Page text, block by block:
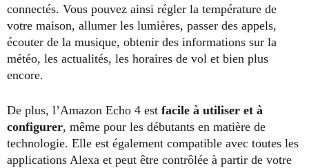
connectés. Vous pouvez ainsi régler la température de
votre maison, allumer les lumières, passer des appels,
écouter de la musique, obtenir des informations sur la
météo, les actualités, les horaires de vol et bien plus
encore.
De plus, l’Amazon Echo 4 est facile à utiliser et à
configurer, même pour les débutants en matière de
technologie. Elle est également compatible avec toutes les
applications Alexa et peut être contrôlée à partir de votre